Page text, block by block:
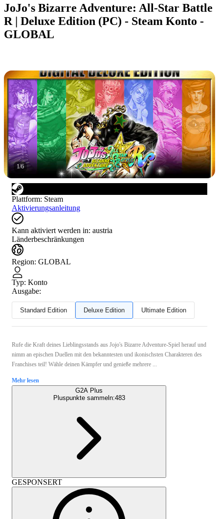
JoJo's Bizarre Adventure: All-Star Battle
R | Deluxe Edition (PC) - Steam Konto -
GLOBAL
1/6
Plattform: Steam
Aktivierungsanleitung
Kann aktiviert werden in: austria
Länderbeschränkungen
Region: GLOBAL
Typ: Konto
Ausgabe:
Standard Edition Deluxe Edition Ultimate Edition
Rufe die Kraft deines Lieblingsstands aus Jojo's Bizarre Adventure-Spiel herauf und
nimm an epischen Duellen mit den bekanntesten und ikonischsten Charakteren des
Franchises teil! Wähle deinen Kämpfer und genieße mehrere ...
Mehr lesen
G2A Plus
Pluspunkte sammeln:483
GESPONSERT